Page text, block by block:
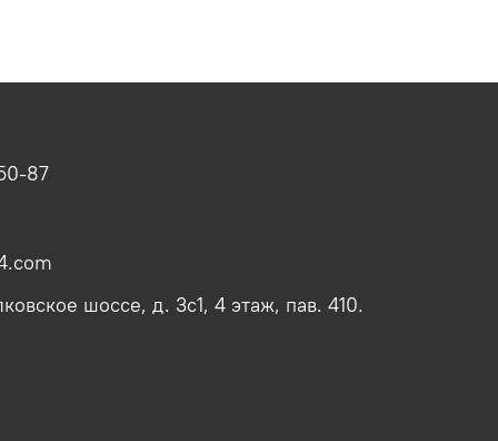
87
шоссе, д. 3с1, 4 этаж, пав. 410.